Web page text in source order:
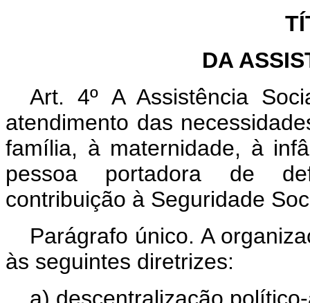
DA
Art. 4º A Assistência
atendimento das
família, à maternidade, à
pessoa portadora de
contribuição à Seguridade
Parágrafo único. A
às seguintes diretrizes: